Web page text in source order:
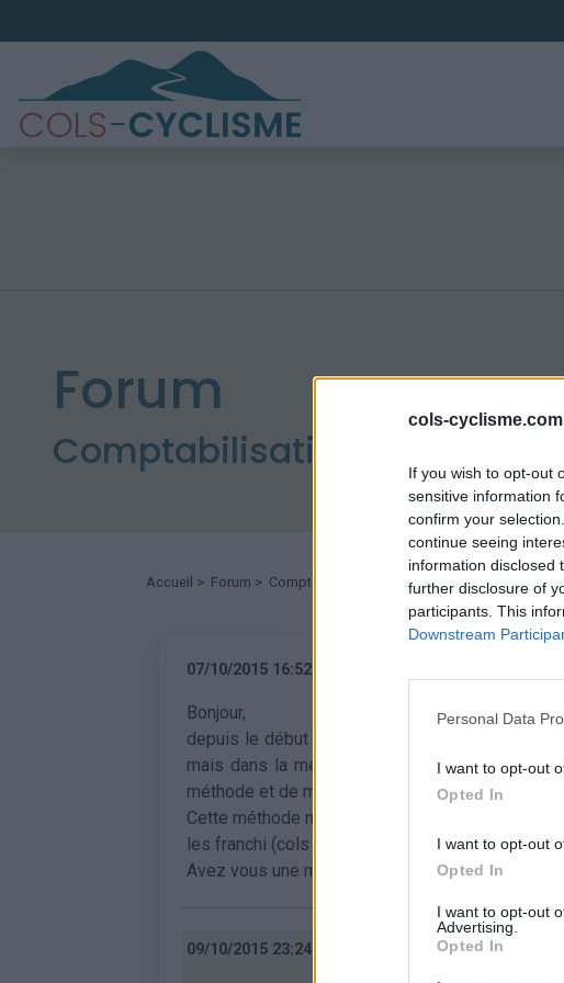
cols-
If you wish to opt-out
sensitive information
confirm your
continue seeing
information disclosed
further disclosure of
participants. This
Downstream
Personal Data
I want to opt-out
Opted In
I want to opt-out
Opted In
I want to opt-out
Advertising.
Opted In
Forum
Comptabilisation des cols
Accueil > Forum > Comptabilisation des cols
07/10/2015 16:52•
Bonjour,
depuis le début de l'année je me suis mis à
mais dans la mesure où les panneaux ont
méthode et de me fier aux cols indiqués sur les
Cette méthode ne me convient pas tout à fait
les franchi (cols qui se trouvent dans une
Avez vous une méthode particulière pour
09/10/2015 23:24•